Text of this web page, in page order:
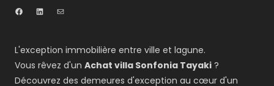
L'exception immobilière entre ville et lagune.
Vous rêvez d'un Achat villa Sonfonia Tayaki ?
Découvrez des demeures d'exception au cœur d'un